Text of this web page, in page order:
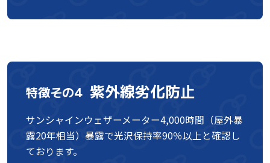
特徴その4 紫外線劣化防止
サンシャインウェザーメーター4,000時間（屋外暴
露20年相当）暴露で光沢保持率90％以上と確認し
ております。